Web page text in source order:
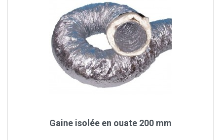
Gaine isolée en ouate 200 mm